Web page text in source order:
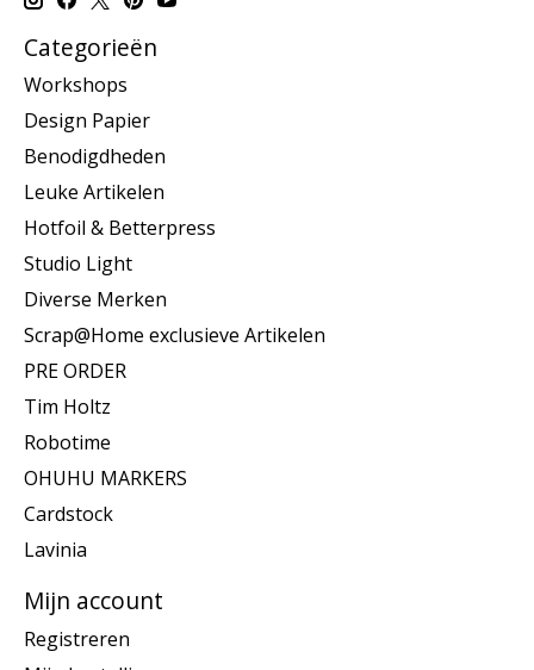
Categorieën
Workshops
Design Papier
Benodigdheden
Leuke Artikelen
Hotfoil & Betterpress
Studio Light
Diverse Merken
Scrap@Home exclusieve Artikelen
PRE ORDER
Tim Holtz
Robotime
OHUHU MARKERS
Cardstock
Lavinia
Mijn account
Registreren